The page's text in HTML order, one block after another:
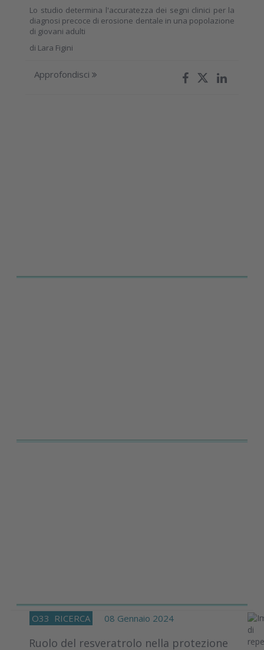
Lo studio determina l'accuratezza dei segni clinici per la
diagnosi precoce di erosione dentale in una popolazione
di giovani adulti
di Lara Figini
Approfondisci
O33 RICERCA 08 Gennaio 2024
Ruolo del resveratrolo nella protezione